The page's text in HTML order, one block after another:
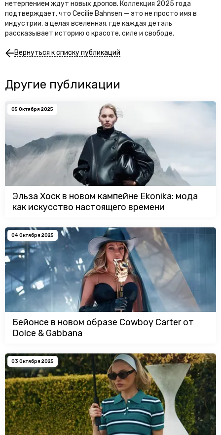
нетерпением ждут новых дропов. Коллекция 2025 года
подтверждает, что Cecilie Bahnsen — это не просто имя в
индустрии, а целая вселенная, где каждая деталь
рассказывает историю о красоте, силе и свободе.
Вернуться к списку публикаций
Другие публикации
05 Октября 2025
Эльза Хоск в новом кампейне Ekonika: мода
как искусство настоящего времени
04 Октября 2025
Бейонсе в новом образе Cowboy Carter от
Dolce & Gabbana
03 Октября 2025